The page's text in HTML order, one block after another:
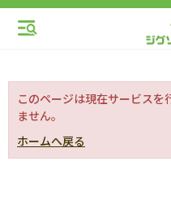
このページは現在サービスを
ません。
ホームへ戻る